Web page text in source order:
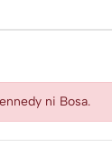
ni Bosa.